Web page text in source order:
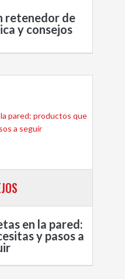
retenedor de
y consejos
en la pared:
y pasos a